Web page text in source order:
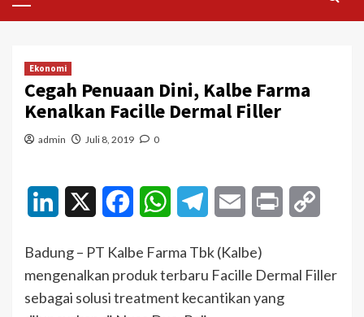
Menu
Ekonomi
Cegah Penuaan Dini, Kalbe Farma
Kenalkan Facille Dermal Filler
admin Juli 8, 2019 0
LinkedIn FacebookWhatsAppTelegramEmail Print
Badung – PT Kalbe Farma Tbk (Kalbe)
mengenalkan produk terbaru Facille Dermal Filler
sebagai solusi treatment kecantikan yang